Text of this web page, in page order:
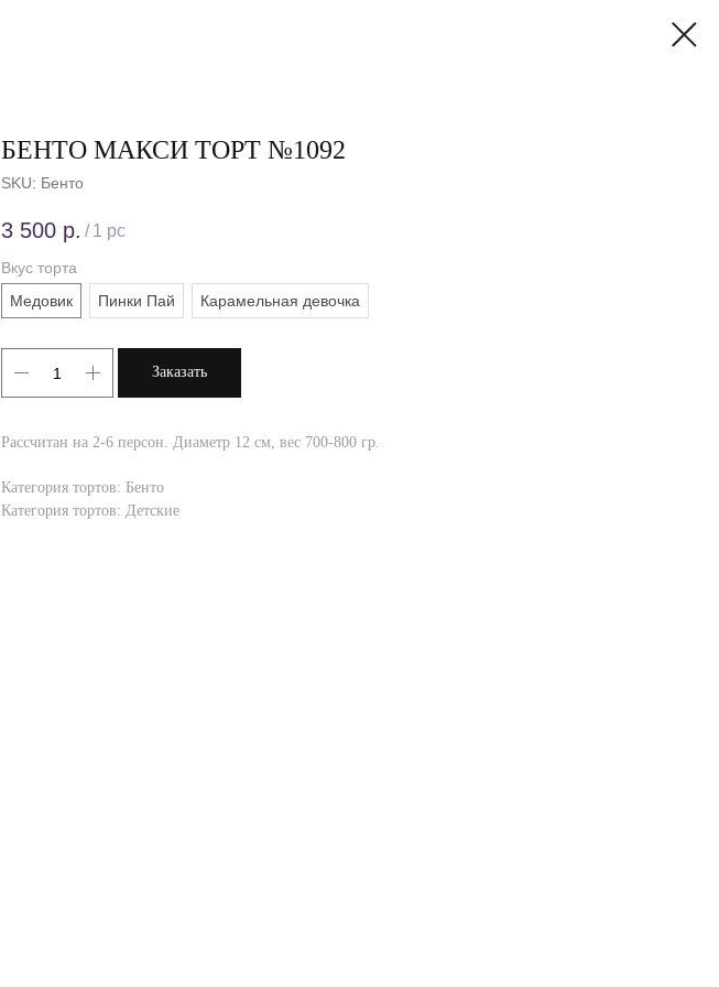
БЕНТО МАКСИ ТОРТ №1092
SKU: Бенто
3 500 р. / 1 pc
Вкус торта
Медовик
Пинки Пай Карамельная девочка
Заказать
Рассчитан на 2-6 персон. Диаметр 12 см, вес 700-800 гр.
Категория тортов: Бенто
Категория тортов: Детские